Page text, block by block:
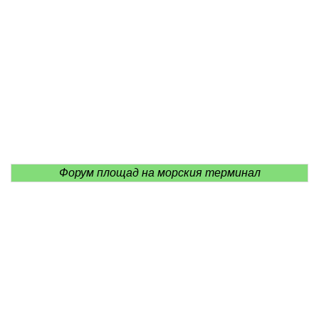
Форум площад на морския терминал